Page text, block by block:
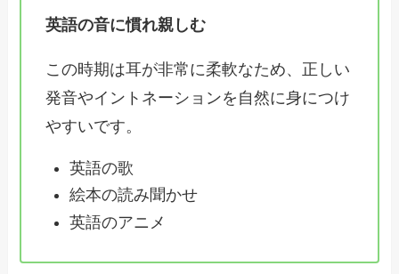
英語の音に慣れ親しむ
この時期は耳が非常に柔軟なため、正しい
発音やイントネーションを自然に身につけ
やすいです。
英語の歌
絵本の読み聞かせ
英語のアニメ